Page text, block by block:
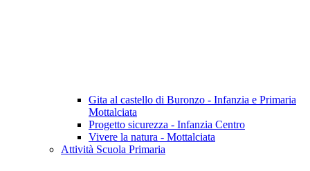
Gita al castello di Buronzo - Infanzia e Primaria
Mottalciata
Progetto sicurezza - Infanzia Centro
Vivere la natura - Mottalciata
Attività Scuola Primaria